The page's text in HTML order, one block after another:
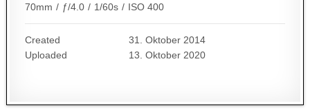
70mm / ƒ/4.0 / 1/60s / ISO 400
Created
31. Oktober 2014
Uploaded
13. Oktober 2020